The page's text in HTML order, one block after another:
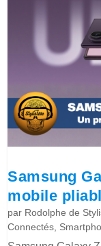
Samsung
mobile
par Rodolphe de
Connectés